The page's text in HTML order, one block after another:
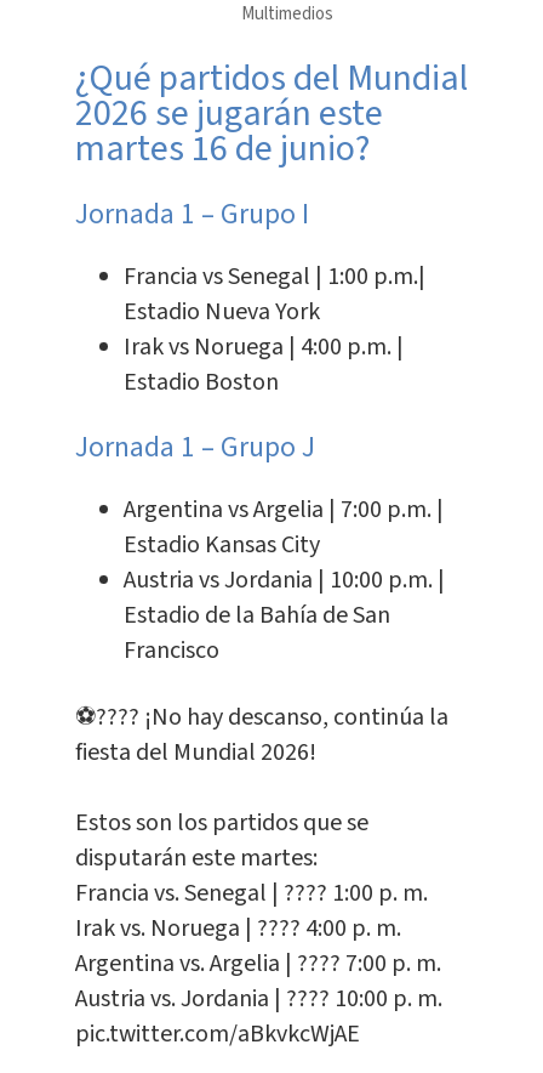
Multimedios
¿Qué partidos del Mundial
2026 se jugarán este
martes 16 de junio?
Jornada 1 – Grupo I
Francia vs Senegal | 1:00 p.m.|
Estadio Nueva York
Irak vs Noruega | 4:00 p.m. |
Estadio Boston
Jornada 1 – Grupo J
Argentina vs Argelia | 7:00 p.m. |
Estadio Kansas City
Austria vs Jordania | 10:00 p.m. |
Estadio de la Bahía de San
Francisco
⚽???? ¡No hay descanso, continúa la
fiesta del Mundial 2026!
Estos son los partidos que se
disputarán este martes:
Francia vs. Senegal | ???? 1:00 p. m.
Irak vs. Noruega | ???? 4:00 p. m.
Argentina vs. Argelia | ???? 7:00 p. m.
Austria vs. Jordania | ???? 10:00 p. m.
pic.twitter.com/aBkvkcWjAE